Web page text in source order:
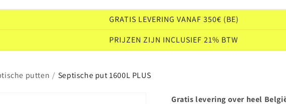
GRATIS LEVERING VANAF 350€ (BE)
PRIJZEN ZIJN INCLUSIEF 21% BTW
putten / Septische put 1600L PLUS
Gratis levering over heel